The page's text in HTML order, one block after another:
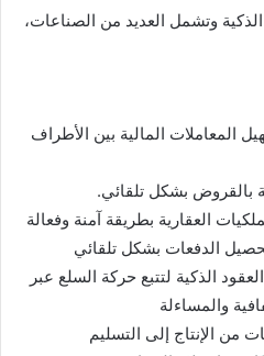
الذكية وتشمل العديد من الصناعات،
المعاملات المالية بين الأطراف
بالقروض بشكل تلقائي.
العقارية بطريقة آمنة وفعالة
الدفعات بشكل تلقائي
الذكية لتتبع حركة السلع عبر
والمساءلة
من الإنتاج إلى التسليم